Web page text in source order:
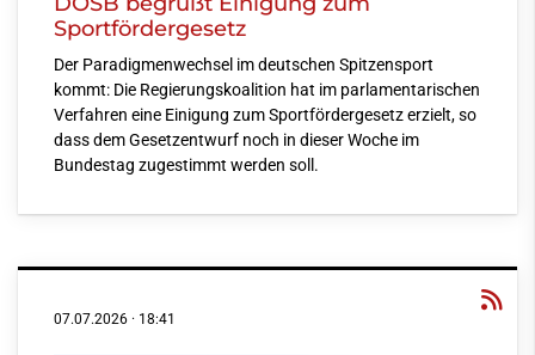
Sportfördergesetz
Der Paradigmenwechsel im deutschen Spitzensport
kommt: Die Regierungskoalition hat im parlamentarischen
Verfahren eine Einigung zum Sportfördergesetz erzielt, so
dass dem Gesetzentwurf noch in dieser Woche im
Bundestag zugestimmt werden soll.
07.07.2026 · 18:41